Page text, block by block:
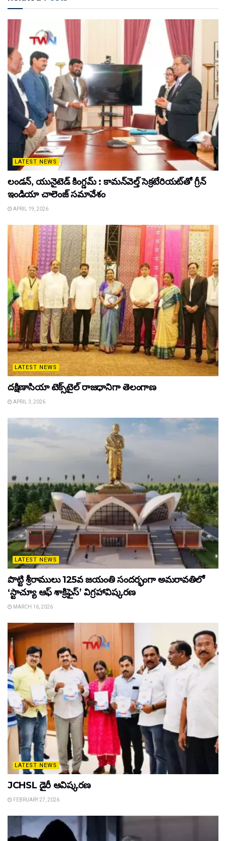
LATEST NEWS
లండన్, యునైటెడ్ కింగ్డమ్ : కామన్‌వెల్త్ సెక్రటేరియట్‌తో గ్రీన్
ఇండియా చాలెంజ్ సమావేశం
APRIL 19, 2026
LATEST NEWS
దక్షిణాసియా టెక్స్‌టైల్ రాజధానిగా తెలంగాణ
APRIL 3, 2026
LATEST NEWS
పొట్టి శ్రీరాములు 125వ జయంతి సందర్భంగా అమరావతిలో
‘స్టాచ్యూ ఆఫ్ శాక్రిఫైస్’ విగ్రహావిష్కరణ
MARCH 16, 2026
LATEST NEWS
JCHSL డైరీ ఆవిష్కరణ
FEBRUARY 27, 2026